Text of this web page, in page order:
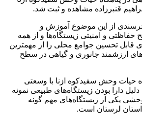
قنبرزاده مشاهده و ثبت شد.
از این موضوع آموزش و
و امنیتی زیستگاه‌ها و از همه
قابل‌ تحسین جوامع محلی را از مهمترین
ارزشمند جانوری و گیاهی در سطح
حیات وحش سفیدکوه ازنا با وسعتی
به دلیل دارا بودن زیستگاه‌های طبیعی نمونه
یکی از زیستگاه‌های مهم گونه
لرستان است.